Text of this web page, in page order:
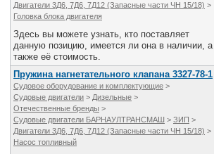
Двигатели 3Д6, 7Д6, 7Д12 (Запасные части ЧН 15/18) >
Головка блока двигателя
Здесь вы можете узнать, кто поставляет
данную позицию, имеется ли она в наличии, а
также её стоимость.
Пружина нагнетательного клапана 3327-78-1
Судовое оборудование и комплектующие >
Судовые двигатели > Дизельные >
Отечественные бренды >
Судовые двигатели БАРНАУЛТРАНСМАШ > ЗИП >
Двигатели 3Д6, 7Д6, 7Д12 (Запасные части ЧН 15/18) >
Насос топливный